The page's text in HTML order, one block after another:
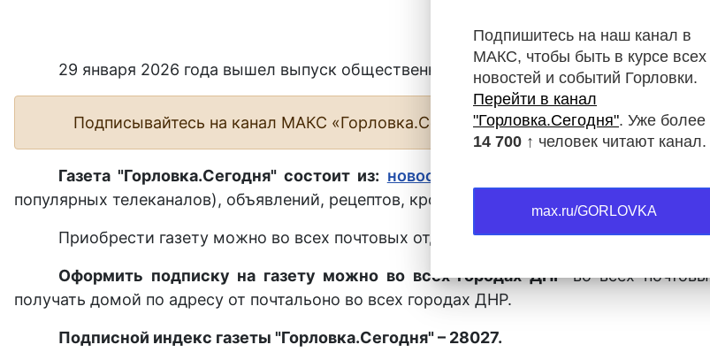
29 января 2026 года вышел выпуск общественно-информационной газеты
Подписывайтесь на канал МАКС «Горловка.Сегодня»https://max.ru/gorlovka.
Газета "Горловка.Сегодня" состоит из: новости Горловки
, ДНР, ЛНР, Новых
популярных телеканалов), объявлений, рецептов, кроссвордов, гороскопа.
Приобрести газету можно во всех почтовых отделениях города Горловка, а
Оформить подписку на газету можно во всех городах ДНРво всех
получать домой по адресу от почтальоно во всех городах ДНР.
Подписной индекс газеты "Горловка.Сегодня" – 28027.
Подпишитесь на наш канал в
МАКС, чтобы быть в курсе всех
новостей и событий Горловки.
Перейти в канал
"Горловка.Сегодня". Уже более
14 700 ↑ человек читают канал.
max.ru/GORLOVKA